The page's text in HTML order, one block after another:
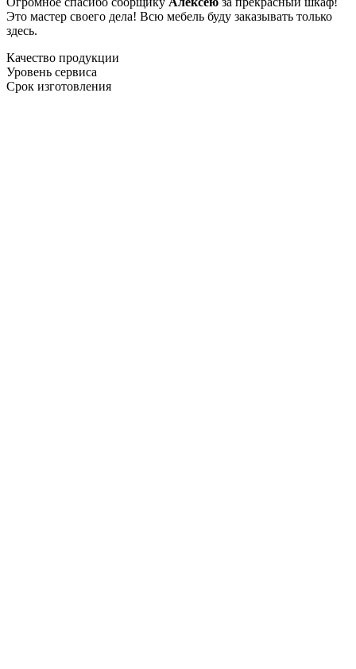
Это мастер своего дела! Всю мебель буду заказывать только
здесь.
Качество продукции
Уровень сервиса
Срок изготовления